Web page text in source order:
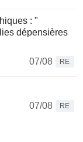
: "
dépensières
07/08
RE
07/08
RE